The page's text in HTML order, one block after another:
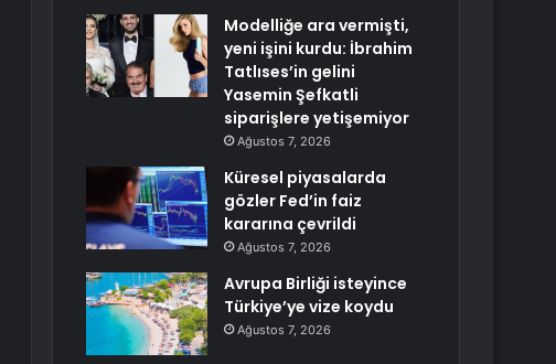
Modelliğe ara vermişti,
yeni işini kurdu: İbrahim
Tatlıses’in gelini
Yasemin Şefkatli
siparişlere yetişemiyor
Ağustos 7, 2026
Küresel piyasalarda
gözler Fed’in faiz
kararına çevrildi
Ağustos 7, 2026
Avrupa Birliği isteyince
Türkiye’ye vize koydu
Ağustos 7, 2026